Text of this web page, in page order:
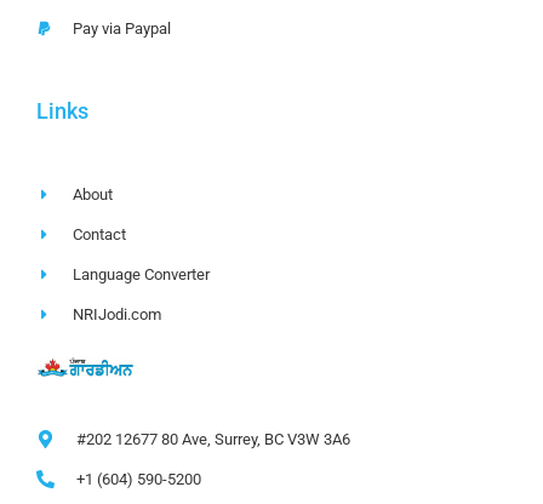
Pay via Paypal
Links
About
Contact
Language Converter
NRIJodi.com
#202 12677 80 Ave, Surrey, BC V3W 3A6
+1 (604) 590-5200